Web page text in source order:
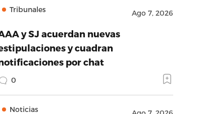
Tribunales Ago 7, 2026
y SJ acuerdan nuevas
y cuadran
por chat
0
Noticias